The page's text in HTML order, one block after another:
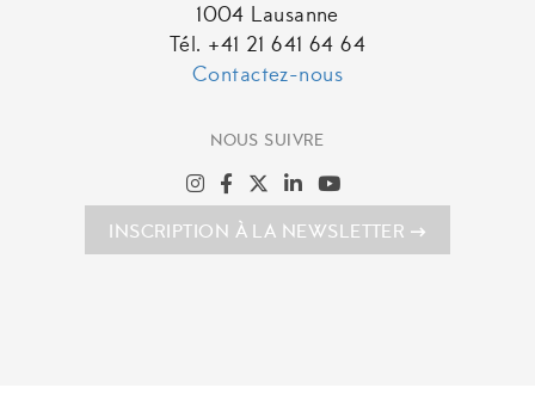
1004 Lausanne
Tél. +41 21 641 64 64
Contactez-nous
NOUS SUIVRE
INSCRIPTION À LA NEWSLETTER